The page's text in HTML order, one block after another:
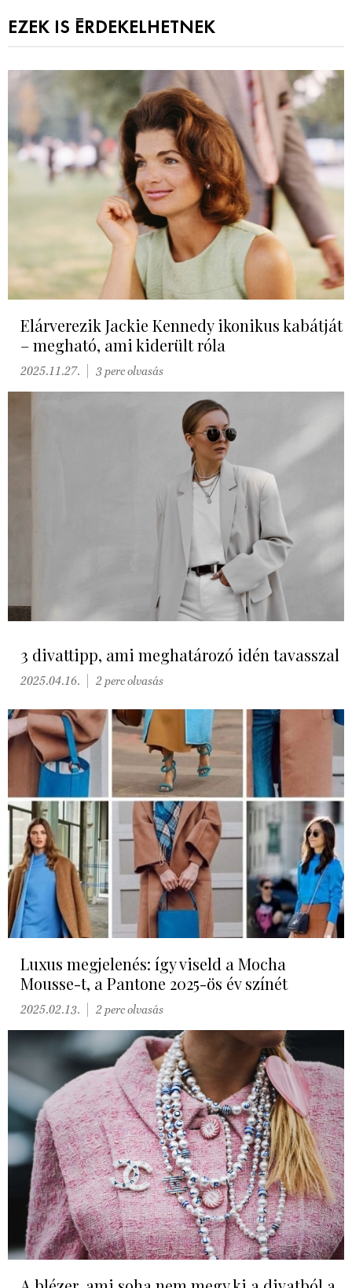
EZEK IS ÉRDEKELHETNEK
Elárverezik Jackie Kennedy ikonikus kabátját
– megható, ami kiderült róla
2025.11.27. 3 perc olvasás
3 divattipp, ami meghatározó idén tavasszal
2025.04.16. 2 perc olvasás
Luxus megjelenés: így viseld a Mocha
Mousse-t, a Pantone 2025-ös év színét
2025.02.13. 2 perc olvasás